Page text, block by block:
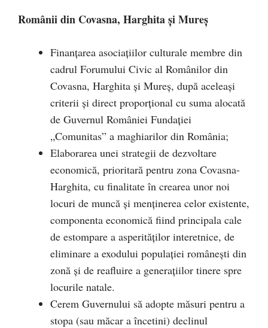
Românii din Covasna, Harghita și Mureș
Finanţarea asociaţiilor culturale membre din
cadrul Forumului Civic al Românilor din
Covasna, Harghita şi Mureş, după aceleaşi
criterii şi direct proporţional cu suma alocată
de Guvernul României Fundaţiei
„Comunitas” a maghiarilor din România;
Elaborarea unei strategii de dezvoltare
economică, prioritară pentru zona Covasna-
Harghita, cu finalitate în crearea unor noi
locuri de muncă şi menţinerea celor existente,
componenta economică fiind principala cale
de estompare a asperităţilor interetnice, de
eliminare a exodului populaţiei româneşti din
zonă şi de reafluire a generaţiilor tinere spre
locurile natale.
Cerem Guvernului să adopte măsuri pentru a
stopa (sau măcar a încetini) declinul